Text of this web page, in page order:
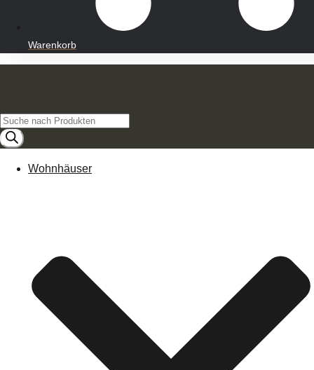
Warenkorb
Products
search
Wohnhäuser